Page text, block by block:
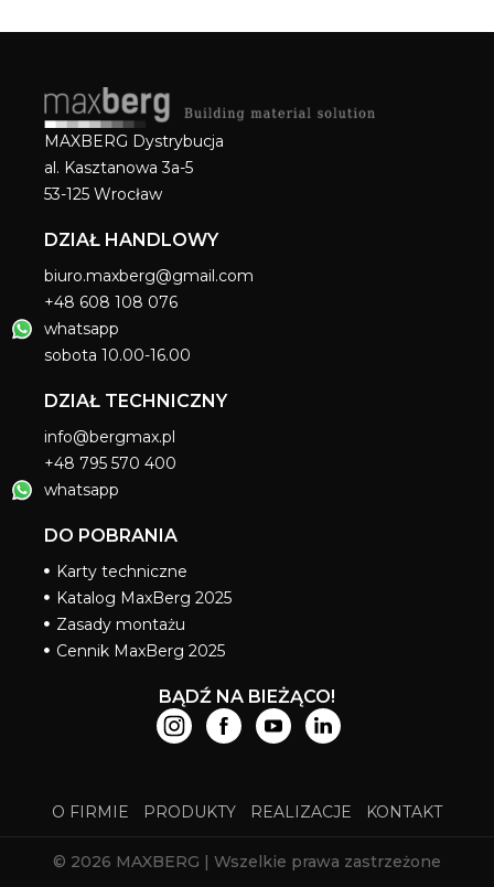
MAXBERG Dystrybucja
al. Kasztanowa 3a-5
53-125 Wrocław
DZIAŁ HANDLOWY
biuro.maxberg@gmail.com
+48 608 108 076
whatsapp
sobota 10.00-16.00
DZIAŁ TECHNICZNY
info@bergmax.pl
+48 795 570 400
whatsapp
DO POBRANIA
Karty techniczne
Katalog MaxBerg 2025
Zasady montażu
Cennik MaxBerg 2025
BĄDŹ NA BIEŻĄCO!
O FIRMIE PRODUKTY REALIZACJE KONTAKT
© 2026 MAXBERG | Wszelkie prawa zastrzeżone